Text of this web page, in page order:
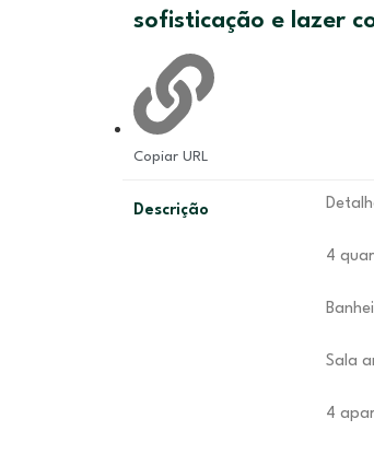
sofisticação e lazer
Copiar URL
Descrição
4
Sala
4